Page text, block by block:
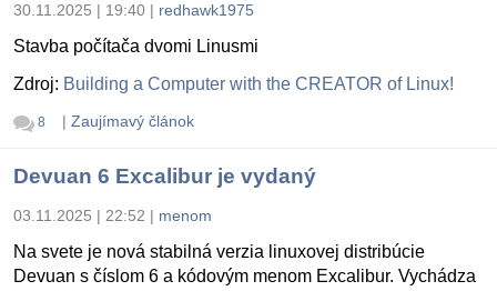
30.11.2025 | 19:40 | redhawk1975
Stavba počítača dvomi Linusmi
Zdroj: Building a Computer with the CREATOR of Linux!
8 | Zaujímavý článok
Devuan 6 Excalibur je vydaný
03.11.2025 | 22:52 | menom
Na svete je nová stabilná verzia linuxovej distribúcie
Devuan s číslom 6 a kódovým menom Excalibur. Vychádza